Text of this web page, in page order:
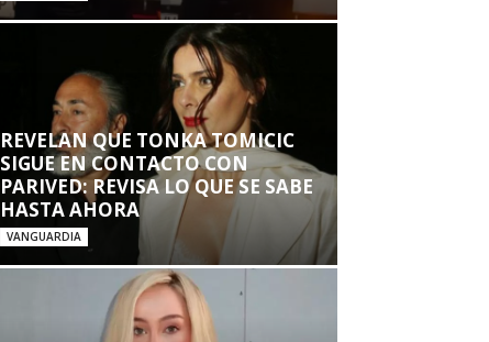
REVELAN QUE TONKA TOMICIC
SIGUE EN CONTACTO CON
PARIVED: REVISA LO QUE SE SABE
HASTA AHORA
VANGUARDIA